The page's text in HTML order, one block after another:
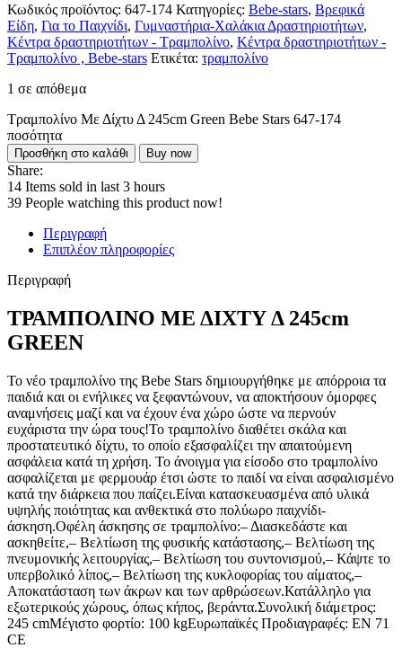
Κωδικός προϊόντος: 647-174 Κατηγορίες: Bebe-stars, Βρεφικά
Είδη, Για το Παιχνίδι, Γυμναστήρια-Χαλάκια Δραστηριοτήτων,
Κέντρα δραστηριοτήτων - Τραμπολίνο, Κέντρα δραστηριοτήτων -
Τραμπολίνο , Bebe-stars Ετικέτα: τραμπολίνο
1 σε απόθεμα
Τραμπολίνο Με Δίχτυ Δ 245cm Green Bebe Stars 647-174
ποσότητα
Προσθήκη στο καλάθι Buy now
Share:
14 Items sold in last 3 hours
39 People watching this product now!
Περιγραφή
Επιπλέον πληροφορίες
Περιγραφή
ΤΡΑΜΠΟΛΙΝΟ ΜΕ ΔΙΧΤΥ Δ 245cm
GREEN
Το νέο τραμπολίνο της Bebe Stars δημιουργήθηκε με απόρροια τα
παιδιά και οι ενήλικες να ξεφαντώνουν, να αποκτήσουν όμορφες
αναμνήσεις μαζί και να έχουν ένα χώρο ώστε να περνούν
ευχάριστα την ώρα τους!Το τραμπολίνο διαθέτει σκάλα και
προστατευτικό δίχτυ, το οποίο εξασφαλίζει την απαιτούμενη
ασφάλεια κατά τη χρήση. Το άνοιγμα για είσοδο στο τραμπολίνο
ασφαλίζεται με φερμουάρ έτσι ώστε το παιδί να είναι ασφαλισμένο
κατά την διάρκεια που παίζει.Είναι κατασκευασμένα από υλικά
υψηλής ποιότητας και ανθεκτικά στο πολύωρο παιχνίδι-
άσκηση.Οφέλη άσκησης σε τραμπολίνο:– Διασκεδάστε και
ασκηθείτε,– Βελτίωση της φυσικής κατάστασης,– Βελτίωση της
πνευμονικής λειτουργίας,– Βελτίωση του συντονισμού,– Κάψτε το
υπερβολικό λίπος,– Βελτίωση της κυκλοφορίας του αίματος,–
Αποκατάσταση των άκρων και των αρθρώσεων.Κατάλληλο για
εξωτερικούς χώρους, όπως κήπος, βεράντα.Συνολική διάμετρος:
245 cmΜέγιστο φορτίο: 100 kgΕυρωπαϊκές Προδιαγραφές: EN 71
CE